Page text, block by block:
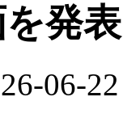
発表
06-22